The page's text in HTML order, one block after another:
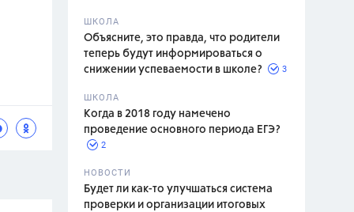
ШКОЛА
Объясните, это правда, что родители
теперь будут информироваться о
снижении успеваемости в школе?
3
ШКОЛА
Когда в 2018 году намечено
проведение основного периода ЕГЭ?
2
НОВОСТИ
Будет ли как-то улучшаться система
проверки и организации итоговых